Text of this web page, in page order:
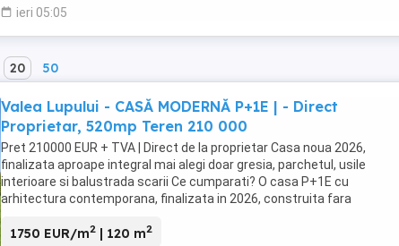
ieri 05:05
20 50
Valea Lupului - CASĂ MODERNĂ P+1E | - Direct
Proprietar, 520mp Teren 210 000
Pret 210000 EUR + TVA | Direct de la proprietar Casa noua 2026,
finalizata aproape integral mai alegi doar gresia, parchetul, usile
interioare si balustrada scarii Ce cumparati? O casa P+1E cu
arhitectura contemporana, finalizata in 2026, construita fara
1750 EUR/m2 | 120 m2